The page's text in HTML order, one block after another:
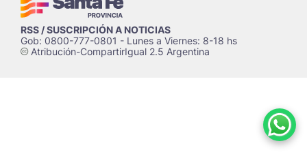
RSS / SUSCRIPCIÓN A NOTICIAS
Gob: 0800-777-0801 - Lunes a Viernes: 8-18 hs
cAtribución-CompartirIgual 2.5 Argentina